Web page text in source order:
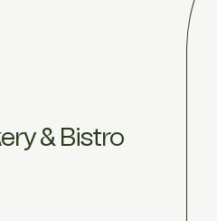
& Bistro